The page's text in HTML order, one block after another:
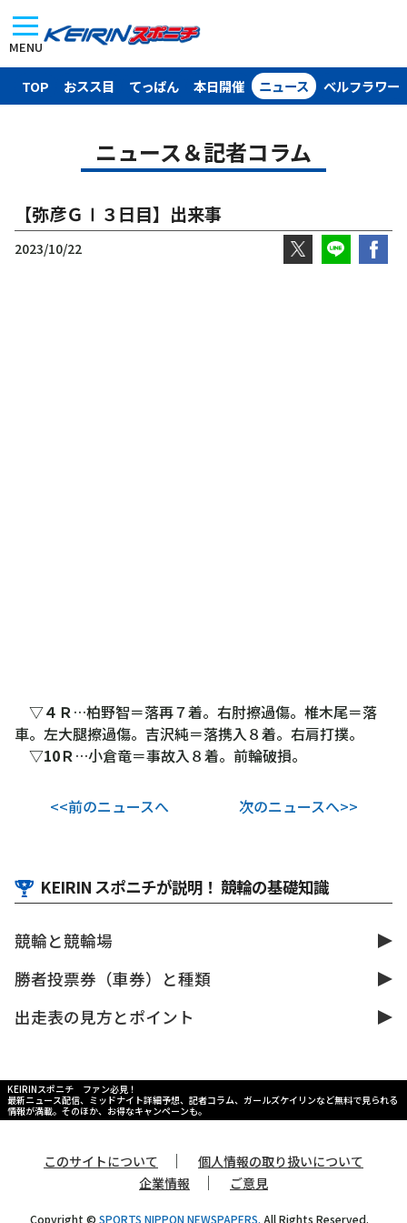
MENU
TOP おスス目 てっぱん 本日開催 ニュース ベルフラワー
ニュース＆記者コラム
【弥彦ＧⅠ３日目】出来事
2023/10/22
▽４Ｒ …柏野智＝落再７着。右肘擦過傷。椎木尾＝落
車。左大腿擦過傷。吉沢純＝落携入８着。右肩打撲。
▽10Ｒ …小倉竜＝事故入８着。前輪破損。
<<前のニュースへ 次のニュースへ>>
KEIRIN スポニチが説明！ 競輪の基礎知識
競輪と競輪場
勝者投票券（車券）と種類
出走表の見方とポイント
KEIRINスポニチ ファン必見！
最新ニュース配信、ミッドナイト詳細予想、記者コラム、ガールズケイリンなど無料で見られる
情報が満載。そのほか、お得なキャンペーンも。
このサイトについて ｜
個人情報の取り扱いについて
企業情報
｜ ご意見
Copyright © SPORTS NIPPON NEWSPAPERS. All Rights Reserved.